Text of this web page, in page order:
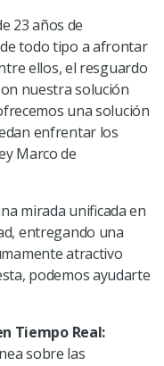
23 años de
todo tipo a afrontar
ellos, el resguardo
nuestra solución
una solución
enfrentar los
Marco de
mirada unificada en
entregando una
atractivo
podemos ayudarte
Tiempo Real:
sobre las